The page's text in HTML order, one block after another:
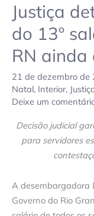
Justiça
do 13º
RN ainda
21 de dezembro de
Natal, Interior,
Deixe um
Decisão judicial
para servidores
A desembargadora
Governo do Rio